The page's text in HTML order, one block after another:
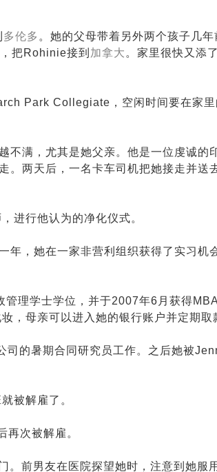
多伦多 。她的父母带着另外两个孩子几年
把Rohinie接到 加拿大 。家里很快又添
Park Collegiate，空闲时间要在家里
满，尤其是她父亲。他是一位虔诚的
。两天后，一名卡车司机把她接走并送
进行他认为的净化仪式。
年，她在一家非营利组织获得了实习机
理学士学位，并于2007年6月获得
，母亲可以进入她的银行账户并定期取
的暑期合同研究员工作。之后她被
被解雇了。
次被解雇。
前男友在医院探望她时，注意到她服